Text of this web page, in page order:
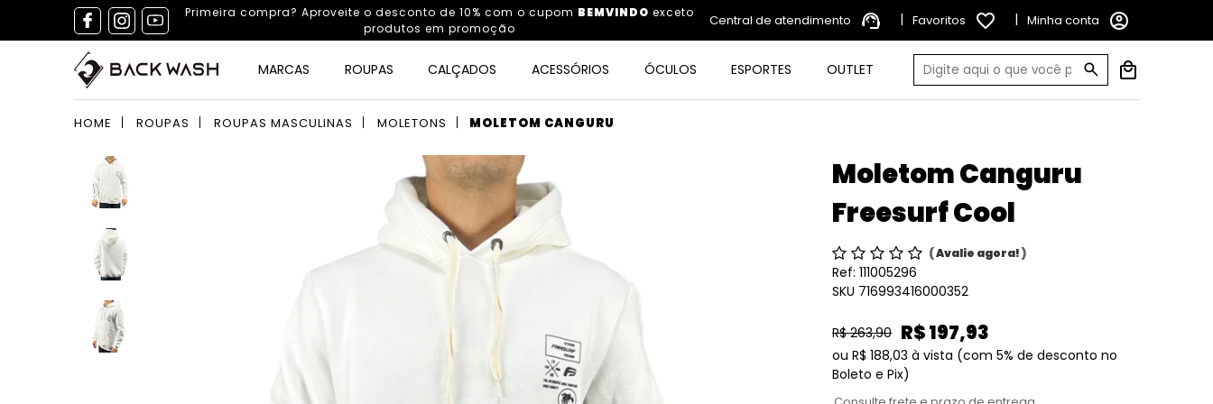
Primeira compra? Aproveite o desconto de 10% com o cupom BEMVINDO exceto
produtos em promoção
Central de atendimento support_agent | Favoritos favorite_border | Minha conta account_circle
MARCAS ROUPAS CALÇADOS ACESSÓRIOS ÓCULOS ESPORTES OUTLET
HOME ROUPAS ROUPAS MASCULINAS MOLETONS MOLETOM CANGURU
Moletom Canguru
Freesurf Cool
(Avalie agora!)
Ref:111005296
SKU 716993416000352
R$ 263,90 R$ 197,93
ou R$ 188,03 à vista (com 5% de desconto no
Boleto e Pix)